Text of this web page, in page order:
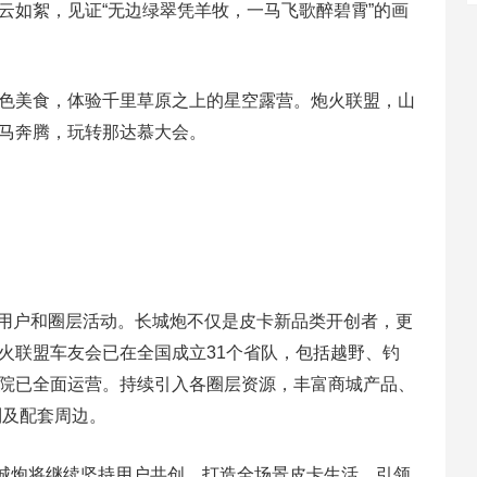
絮，见证“无边绿翠凭羊牧，一马飞歌醉碧霄”的画
美食，体验千里草原之上的星空露营。炮火联盟，山
奔腾，玩转那达慕大会。
户和圈层活动。长城炮不仅是皮卡新品类开创者，更
联盟车友会已在全国成立31个省队，包括越野、钓
全面运营。持续引入各圈层资源，丰富商城产品、
配套周边。